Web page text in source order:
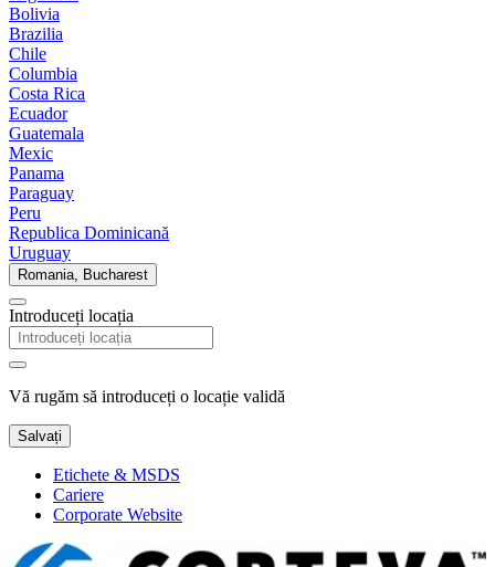
Bolivia
Brazilia
Chile
Columbia
Costa Rica
Ecuador
Guatemala
Mexic
Panama
Paraguay
Peru
Republica Dominicană
Uruguay
Romania, Bucharest
Introduceți locația
Vă rugăm să introduceți o locație validă
Salvați
Etichete & MSDS
Cariere
Corporate Website